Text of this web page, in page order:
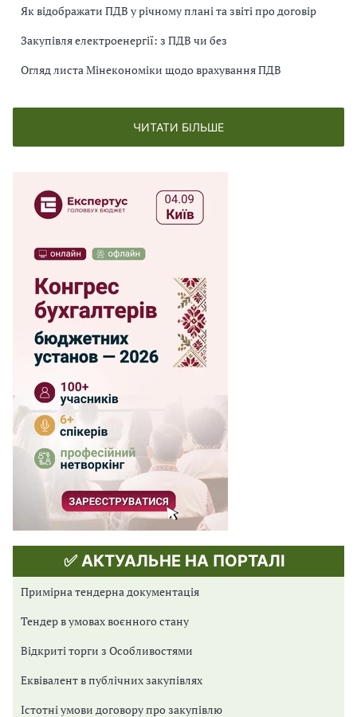
Як відображати ПДВ у річному плані та звіті про договір
Закупівля електроенергії: з ПДВ чи без
Огляд листа Мінекономіки щодо врахування ПДВ
ЧИТАТИ БІЛЬШЕ
✅ АКТУАЛЬНЕ НА ПОРТАЛІ
Примірна тендерна документація
Тендер в умовах воєнного стану
Відкриті торги з Особливостями
Еквівалент в публічних закупівлях
Істотні умови договору про закупівлю